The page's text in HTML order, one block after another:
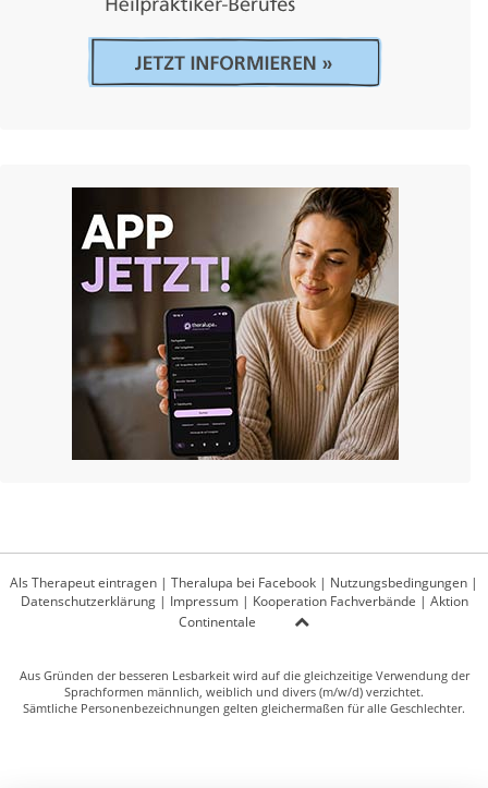
Als Therapeut eintragen | Theralupa bei Facebook | Nutzungsbedingungen |
Datenschutzerklärung| Impressum| Kooperation Fachverbände | Aktion
Continentale
Aus Gründen der besseren Lesbarkeit wird auf die gleichzeitige Verwendung der
Sprachformen männlich, weiblich und divers (m/w/d) verzichtet.
Sämtliche Personenbezeichnungen gelten gleichermaßen für alle Geschlechter.